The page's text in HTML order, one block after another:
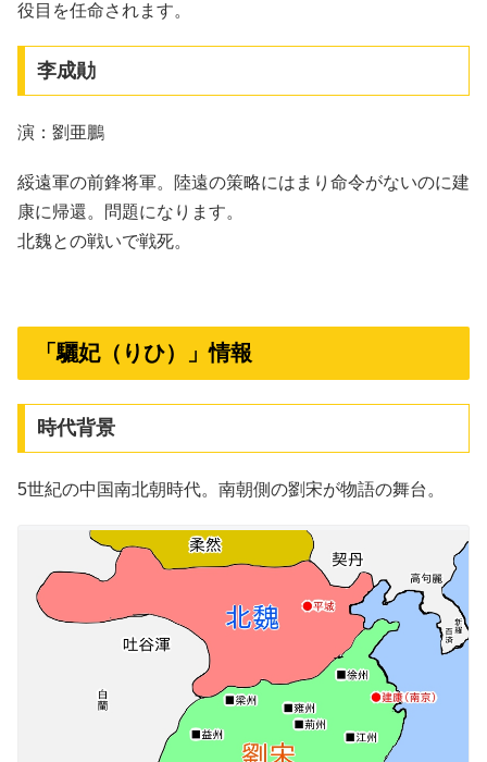
役目を任命されます。
李成勛
演：劉亜鵬
綏遠軍の前鋒将軍。陸遠の策略にはまり命令がないのに建
康に帰還。問題になります。
北魏との戦いで戦死。
「驪妃（りひ）」情報
時代背景
5世紀の中国南北朝時代。南朝側の劉宋が物語の舞台。